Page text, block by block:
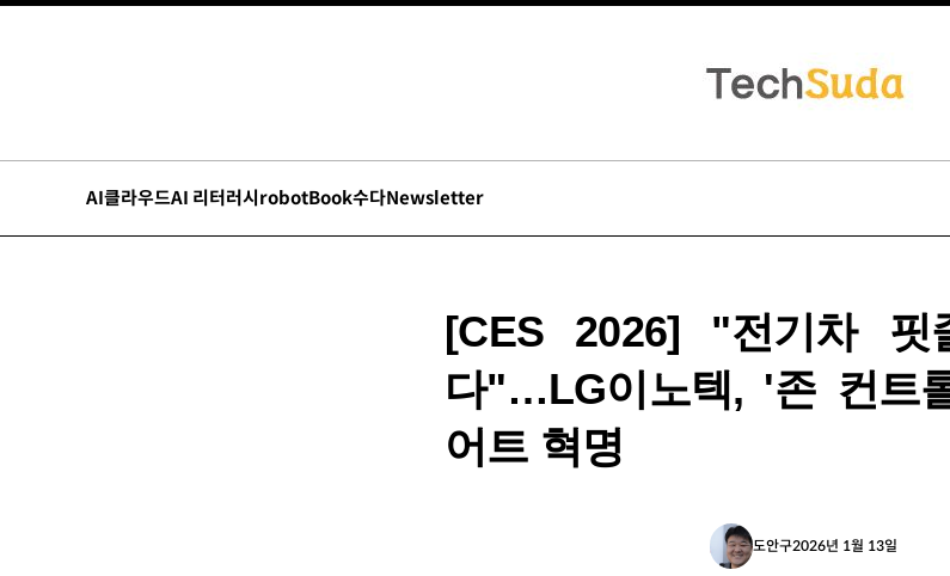
AI클라우드AI 리터러시robotBook수다Newsletter
[CES 2026] "전기차 핏
다"…LG이노텍, '존 컨트
어트 혁명
도안구2026년 1월 13일